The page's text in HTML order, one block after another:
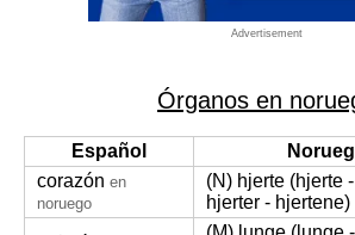
Advertisement
Órganos en
Español
corazón en
noruego
(N) hjerte (hjerte
hjerter - hjertene)